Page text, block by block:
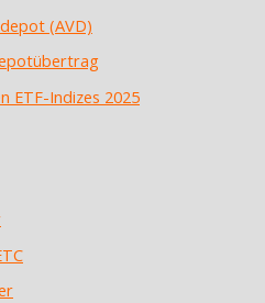
(AVD)
ETF-Indizes 2025